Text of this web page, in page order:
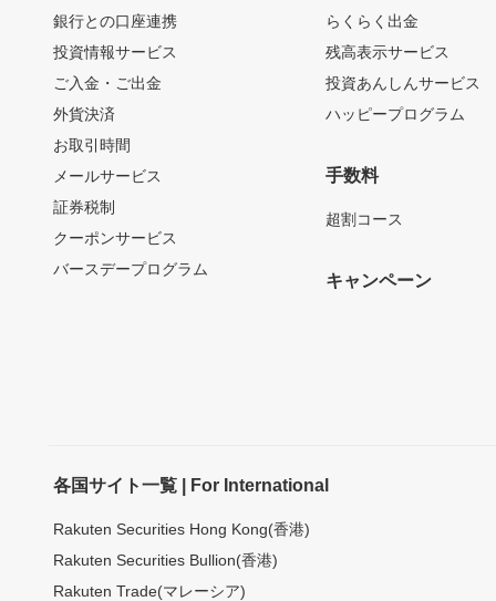
銀行との口座連携
投資情報サービス
ご入金・ご出金
外貨決済
お取引時間
メールサービス
証券税制
クーポンサービス
バースデープログラム
らくらく出金
残高表示サービス
投資あんしんサービス
ハッピープログラム
手数料
超割コース
キャンペーン
各国サイト一覧 | For International
Rakuten Securities Hong Kong(香港)
Rakuten Securities Bullion(香港)
Rakuten Trade(マレーシア)